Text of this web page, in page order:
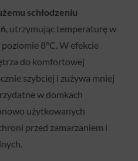
schłodzeniu
, utrzymując temperaturę w
8°C. W efekcie
do komfortowej
szybciej i zużywa mniej
w domkach
użytkowanych
przed zamarzaniem i